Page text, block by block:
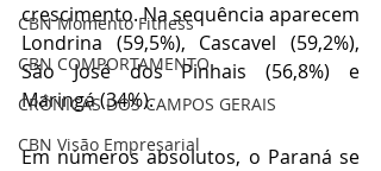
CBN Momento Fitness
CBN COMPORTAMENTO
CRÔNICAS DOS CAMPOS GERAIS
CBN Visão Empresarial
crescimento. Na sequência aparecem
Londrina (59,5%), Cascavel (59,2%),
São José dos Pinhais (56,8%) e
Maringá (34%).
Em números absolutos, o Paraná se